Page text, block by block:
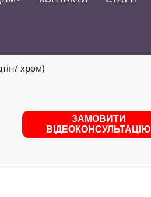
хром)
ЗАМОВИТИ
ВІДЕОКОНСУЛЬТАЦІЮ